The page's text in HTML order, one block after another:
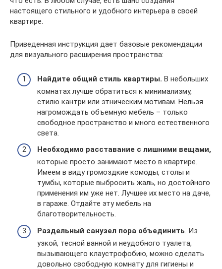
настоящего стильного и удобного интерьера в своей
квартире.
Приведенная инструкция дает базовые рекомендации
для визуального расширения пространства:
Найдите общий стиль квартиры. В небольших
комнатах лучше обратиться к минимализму,
стилю кантри или этническим мотивам. Нельзя
нагромождать объемную мебель – только
свободное пространство и много естественного
света.
Необходимо расставание с лишними вещами,
которые просто занимают место в квартире.
Имеем в виду громоздкие комоды, столы и
тумбы, которые выбросить жаль, но достойного
применения им уже нет. Лучшее их место на даче,
в гараже. Отдайте эту мебель на
благотворительность.
Раздельный санузел пора объединить . Из
узкой, тесной ванной и неудобного туалета,
вызывающего клаустрофобию, можно сделать
довольно свободную комнату для гигиены и